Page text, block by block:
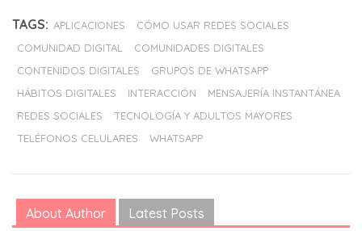
TAGS: APLICACIONES
CÓMO USAR REDES SOCIALES
COMUNIDAD DIGITAL
COMUNIDADES DIGITALES
CONTENIDOS DIGITALES
GRUPOS DE WHATSAPP
HÁBITOS DIGITALES
INTERACCIÓN
MENSAJERÍA INSTANTÁNEA
REDES SOCIALES
TECNOLOGÍA Y ADULTOS MAYORES
TELÉFONOS CELULARES
WHATSAPP
About Author Latest Posts